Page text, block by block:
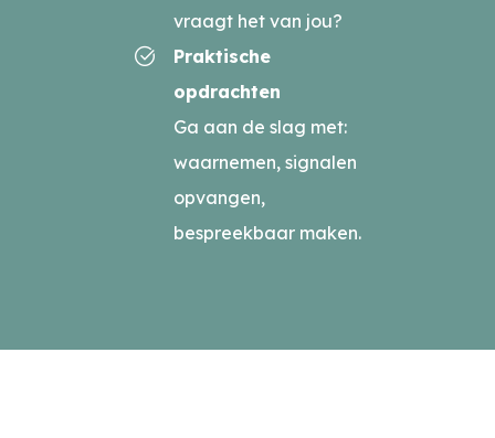
vraagt het van jou?
Praktische
opdrachten
Ga aan de slag met:
waarnemen, signalen
opvangen,
bespreekbaar maken.